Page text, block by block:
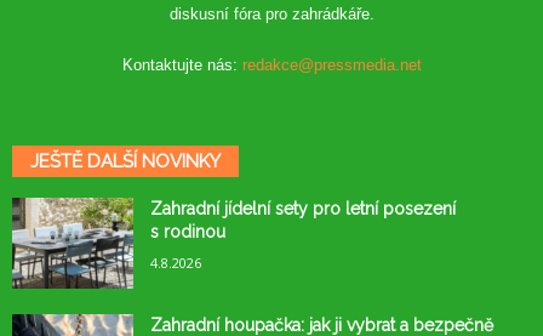
diskusní fóra pro zahrádkáře.
Kontaktujte nás: redakce@pressmedia.net
JEŠTĚ DALŠÍ NOVINKY
Zahradní jídelní sety pro letní posezení
s rodinou
4.8.2026
Zahradní houpačka: jak ji vybrat a bezpečně